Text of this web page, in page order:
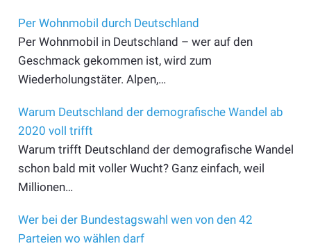
Per Wohnmobil durch Deutschland
Per Wohnmobil in Deutschland – wer auf den
Geschmack gekommen ist, wird zum
Wiederholungstäter. Alpen,…
Warum Deutschland der demografische Wandel ab
2020 voll trifft
Warum trifft Deutschland der demografische Wandel
schon bald mit voller Wucht? Ganz einfach, weil
Millionen…
Wer bei der Bundestagswahl wen von den 42
Parteien wo wählen darf